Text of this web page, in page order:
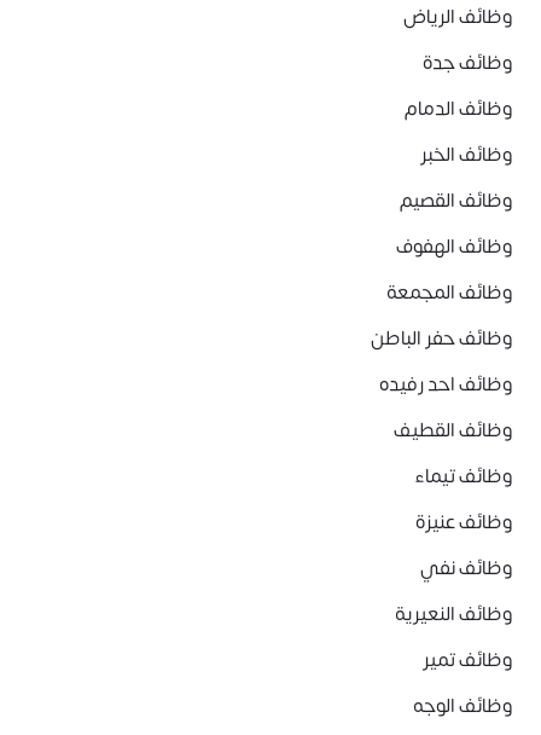
وظائف الرياض
وظائف جدة
وظائف الدمام
وظائف الخبر
وظائف القصيم
وظائف الهفوف
وظائف المجمعة
وظائف حفر الباطن
وظائف احد رفيده
وظائف القطيف
وظائف تيماء
وظائف عنيزة
وظائف نفي
وظائف النعيرية
وظائف تمير
وظائف الوجه